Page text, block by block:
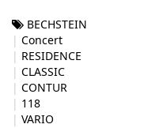
BECHSTEIN
Concert
RESIDENCE
CLASSIC
CONTUR
118
VARIO